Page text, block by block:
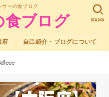
サーの食ブログ
食ブログ
府 自己紹介・ブログについて
SEARCH